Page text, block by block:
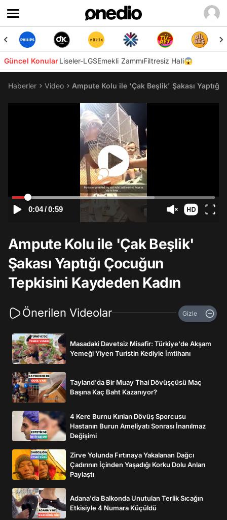
Güncel KonularLiseler-LGSEmekli ZammıFiltresiz Hali😱
Haberler Video Ampute Kolu ile 'Çak Beşlik' Şakası
0:04/0:59
Ampute Kolu ile 'Çak Beşlik'
Şakası Yaptığı Çocuğun
Tepkisini Kaydeden Kadın
Önerilen Videolar Gizle
Masadaki Davetsiz Misafir: Türkiye'de Akşam
Yemeği Yiyen Turistin Kediyle İmtihanı
Tayland'da Bir Muay Thai Dövüşçüsü Maç
Başına Kaç Baht Kazanıyor?
4 Kere Burnu Kırılan Dövüş Sporcusu
Hastanın Burun Ameliyatı Sonrası İnanılmaz
Değişimi
Zirve Yolunda Fırtınaya Yakalanan Dağcı
Çadırının İçinden Yaşadığı Korku Dolu Anları
Paylaştı
Adana'da Balkonda Unutulan Terlik Sıcağın
Etkisiyle 4 Numara Küçüldü